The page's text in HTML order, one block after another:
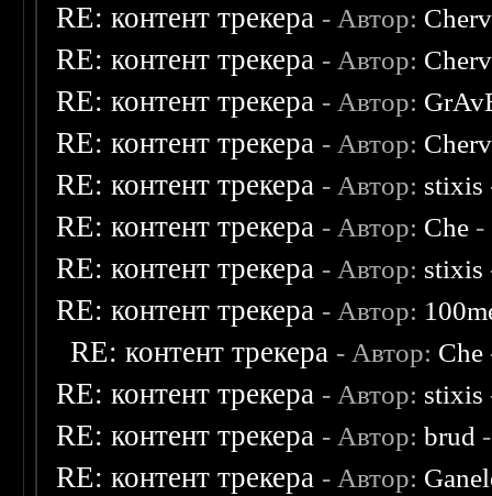
RE: контент трекера - Автор:
RE: контент трекера - Автор:
RE: контент трекера - Автор:
RE: контент трекера - Автор:
RE: контент трекера - Автор: stixis
RE: контент трекера - Автор: Che -
RE: контент трекера - Автор: stixis
RE: контент трекера - Автор:
RE: контент трекера - Автор: Che
RE: контент трекера - Автор: stixis
RE: контент трекера - Автор:brud
RE: контент трекера - Автор: